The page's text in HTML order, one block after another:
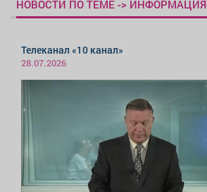
НОВОСТИ ПО ТЕМЕ -> ИНФОРМАЦИЯ
Телеканал «10 канал»
28.07.2026